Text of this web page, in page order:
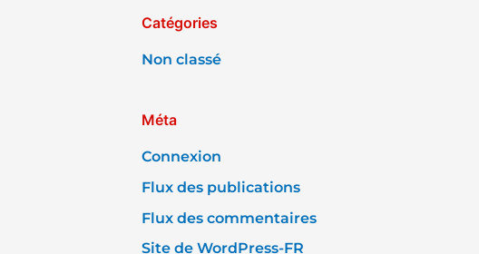
Catégories
Non classé
Méta
Connexion
Flux des publications
Flux des commentaires
Site de WordPress-FR